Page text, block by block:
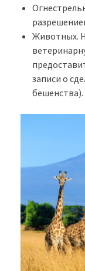
Животных.
записи о
бешенства).